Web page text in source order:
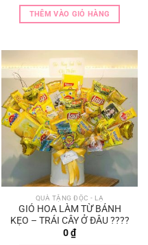
THÊM VÀO GIỎ HÀNG
QUÀ TẶNG ĐỘC - LẠ
GIỎ HOA LÀM TỪ BÁNH
KẸO – TRÁI CÂY Ở ĐÂU ????
0₫